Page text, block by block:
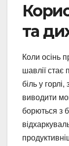
та
Коли осінь
шавлії
біль у
виводити
борються з